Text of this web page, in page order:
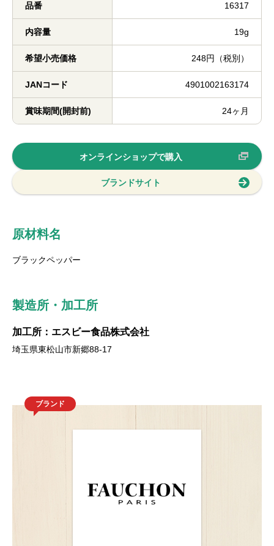
品番 16317
内容量 19g
希望小売価格 248円（税別）
JANコード 4901002163174
賞味期間(開封前) 24ヶ月
オンラインショップで購入
ブランドサイト
原材料名
ブラックペッパー
製造所・加工所
加工所：エスビー食品株式会社
埼玉県東松山市新郷88-17
ブランド